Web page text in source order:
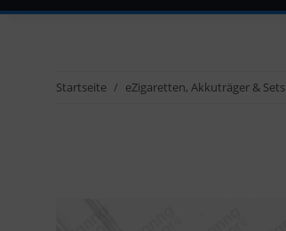
Startseite eZigaretten, Akkuträger & Sets